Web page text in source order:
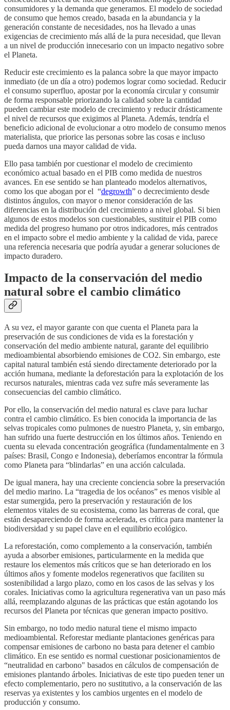
consumidores y la demanda que generamos. El modelo de sociedad
de consumo que hemos creado, basada en la abundancia y la
generación constante de necesidades, nos ha llevado a unas
exigencias de crecimiento más allá de la pura necesidad, que llevan
a un nivel de producción innecesario con un impacto negativo sobre
el Planeta.
Reducir este crecimiento es la palanca sobre la que mayor impacto
inmediato (de un día a otro) podemos lograr como sociedad. Reducir
el consumo superfluo, apostar por la economía circular y consumir
de forma responsable priorizando la calidad sobre la cantidad
pueden cambiar este modelo de crecimiento y reducir drásticamente
el nivel de recursos que exigimos al Planeta. Además, tendría el
beneficio adicional de evolucionar a otro modelo de consumo menos
materialista, que priorice las personas sobre las cosas e incluso
pueda darnos una mayor calidad de vida.
Ello pasa también por cuestionar el modelo de crecimiento
económico actual basado en el PIB como medida de nuestros
avances. En ese sentido se han planteado modelos alternativos,
como los que abogan por el “degrowth” o decrecimiento desde
distintos ángulos, con mayor o menor consideración de las
diferencias en la distribución del crecimiento a nivel global. Si bien
algunos de estos modelos son cuestionables, sustituir el PIB como
medida del progreso humano por otros indicadores, más centrados
en el impacto sobre el medio ambiente y la calidad de vida, parece
una referencia necesaria que podría ayudar a generar soluciones de
impacto duradero.
Impacto de la conservación del medio
natural sobre el cambio climático
A su vez, el mayor garante con que cuenta el Planeta para la
preservación de sus condiciones de vida es la forestación y
conservación del medio ambiente natural, garante del equilibrio
medioambiental absorbiendo emisiones de CO2. Sin embargo, este
capital natural también está siendo directamente deteriorado por la
acción humana, mediante la deforestación para la explotación de los
recursos naturales, mientras cada vez sufre más severamente las
consecuencias del cambio climático.
Por ello, la conservación del medio natural es clave para luchar
contra el cambio climático. Es bien conocida la importancia de las
selvas tropicales como pulmones de nuestro Planeta, y, sin embargo,
han sufrido una fuerte destrucción en los últimos años. Teniendo en
cuenta su elevada concentración geográfica (fundamentalmente en 3
países: Brasil, Congo e Indonesia), deberíamos encontrar la fórmula
como Planeta para “blindarlas” en una acción calculada.
De igual manera, hay una creciente conciencia sobre la preservación
del medio marino. La “tragedia de los océanos” es menos visible al
estar sumergida, pero la preservación y restauración de los
elementos vitales de su ecosistema, como las barreras de coral, que
están desapareciendo de forma acelerada, es crítica para mantener la
biodiversidad y su papel clave en el equilibrio ecológico.
La reforestación, como complemento a la conservación, también
ayuda a absorber emisiones, particularmente en la medida que
restaure los elementos más críticos que se han deteriorado en los
últimos años y fomente modelos regenerativos que faciliten su
sostenibilidad a largo plazo, como en los casos de las selvas y los
corales. Iniciativas como la agricultura regenerativa van un paso más
allá, reemplazando algunas de las prácticas que están agotando los
recursos del Planeta por técnicas que generan impacto positivo.
Sin embargo, no todo medio natural tiene el mismo impacto
medioambiental. Reforestar mediante plantaciones genéricas para
compensar emisiones de carbono no basta para detener el cambio
climático. En ese sentido es normal cuestionar posicionamientos de
“neutralidad en carbono" basados en cálculos de compensación de
emisiones plantando árboles. Iniciativas de este tipo pueden tener un
efecto complementario, pero no sustitutivo, a la conservación de las
reservas ya existentes y los cambios urgentes en el modelo de
producción y consumo.